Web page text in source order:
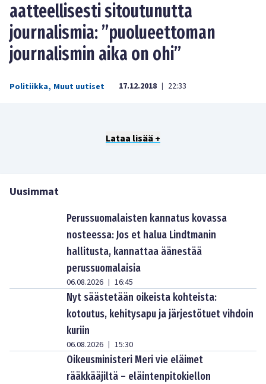
aatteellisesti sitoutunutta
journalismia: ”puolueettoman
journalismin aika on ohi”
Politiikka, Muut uutiset 17.12.2018 | 22:33
Lataa lisää +
Uusimmat
Perussuomalaisten kannatus kovassa
nosteessa: Jos et halua Lindtmanin
hallitusta, kannattaa äänestää
perussuomalaisia
06.08.2026 | 16:45
Nyt säästetään oikeista kohteista:
kotoutus, kehitysapu ja järjestötuet vihdoin
kuriin
06.08.2026 | 15:30
Oikeusministeri Meri vie eläimet
rääkkääjiltä – eläintenpitokiellon